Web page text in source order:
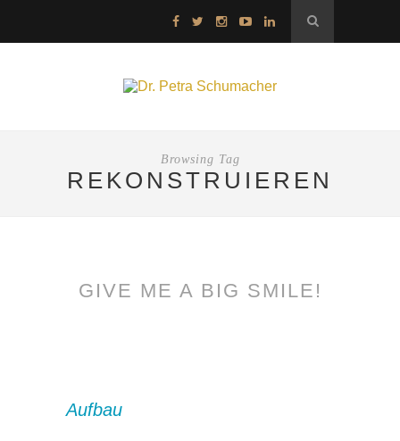
Browsing Tag
REKONSTRUIEREN
GIVE ME A BIG SMILE!
Aufbau